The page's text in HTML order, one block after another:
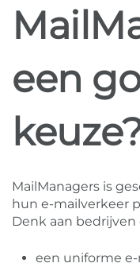
een
MailManagers is
hun e-mailverkeer
Denk aan bedrijven
een uniforme